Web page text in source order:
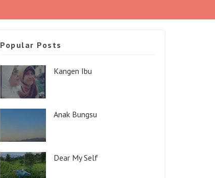
Popular Posts
Kangen Ibu
Anak Bungsu
Dear My Self